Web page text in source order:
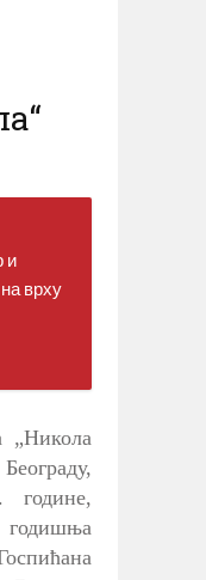
и
врху
„Никола
године,